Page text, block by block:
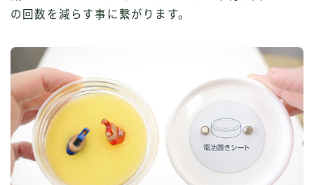
の回数を減らす事に繋がります。